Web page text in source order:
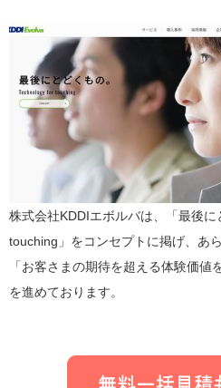
株式会社KDDIエボルバは、「最後
touching」をコンセプトに掲げ、あ
「お客さまの期待を超える体験価値
を進めております。